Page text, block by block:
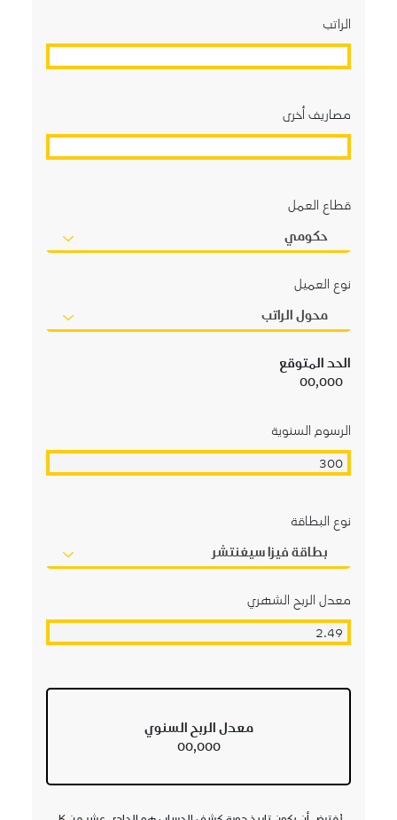
الراتب
مصاريف أخرى
قطاع العمل
حكومي
نوع العميل
محول الراتب
الحد المتوقع
00,000
الرسوم السنوية
نوع البطاقة
بطاقة فيزا سيغنتشر
معدل الربح الشهري
معدل الربح السنوي
00,000